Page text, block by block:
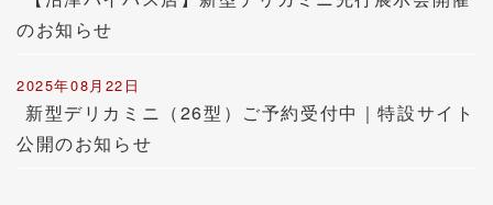
のお知らせ
2025年08月22日
新型デリカミニ（26型）ご予約受付中｜特設サイト
公開のお知らせ